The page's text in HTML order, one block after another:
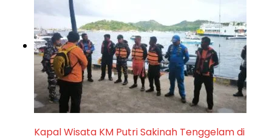
Kapal Wisata KM Putri Sakinah Tenggelam di